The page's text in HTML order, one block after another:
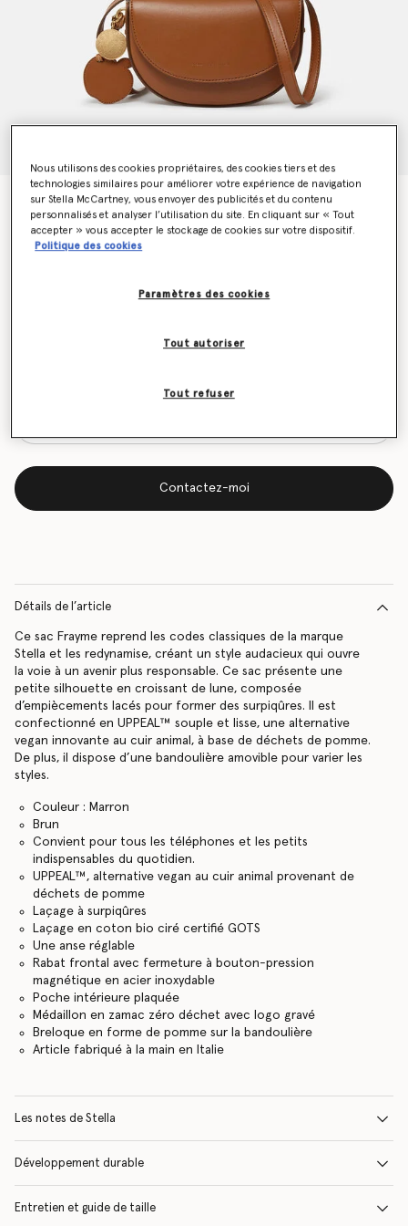
Petit sac Frayme à surpiqûres
€995.00
Me prévenir lors du retour en stock
Contactez-moi
Détails de l’article
Ce sac Frayme reprend les codes classiques de la marque
Stella et les redynamise, créant un style audacieux qui ouvre
la voie à un avenir plus responsable. Ce sac présente une
petite silhouette en croissant de lune, composée
d’empiècements lacés pour former des surpiqûres. Il est
confectionné en UPPEAL™ souple et lisse, une alternative
vegan innovante au cuir animal, à base de déchets de pomme.
De plus, il dispose d’une bandoulière amovible pour varier les
styles.
Couleur : Marron
Brun
Convient pour tous les téléphones et les petits
indispensables du quotidien.
UPPEAL™️, alternative vegan au cuir animal provenant de
déchets de pomme
Laçage à surpiqûres
Laçage en coton bio ciré certifié GOTS
Une anse réglable
Rabat frontal avec fermeture à bouton-pression
magnétique en acier inoxydable
Poche intérieure plaquée
Médaillon en zamac zéro déchet avec logo gravé
Breloque en forme de pomme sur la bandoulière
Article fabriqué à la main en Italie
Les notes de Stella
Développement durable
Entretien et guide de taille
Nous utilisons des cookies propriétaires, des cookies tiers et des
technologies similaires pour améliorer votre expérience de navigation
sur Stella McCartney, vous envoyer des publicités et du contenu
personnalisés et analyser l’utilisation du site. En cliquant sur « Tout
accepter » vous accepter le stockage de cookies sur votre dispositif.
Politique des cookies
Paramètres des cookies
Tout refuser
Tout autoriser